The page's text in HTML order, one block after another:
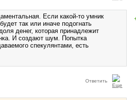
Если какой-то умник
так или иначе подогнать
денег, которая принадлежит
И создают шум. Попытка
спекулянтами, есть
Ответить